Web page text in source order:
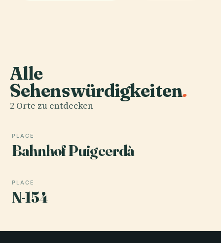
Alle
Sehenswürdigkeiten.
2 Orte zu entdecken
PLACE
Bahnhof Puigcerdà
PLACE
N-154